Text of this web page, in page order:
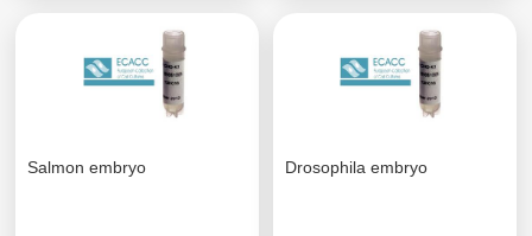
Salmon embryo Drosophila embryo